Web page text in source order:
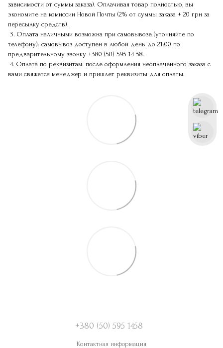
зависимости от суммы заказа). Оплачивая товар полностью, вы
экономите на комиссии Новой Почты (2% от суммы заказа + 20 грн за
пересылку средств).
3. Оплата наличными возможна при самовывозе (уточняйте по
телефону): самовывоз доступен в любой день до 21:00 по
предварительному звонку +380 (50) 595 14 58.
4. Оплата по реквизитам: после оформления неоплаченного заказа с
вами свяжется менеджер и пришлет реквизиты для оплаты.
+380 (50) 595 1458
Контактная информация